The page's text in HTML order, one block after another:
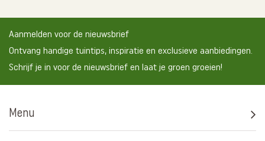
Aanmelden voor de nieuwsbrief
Ontvang handige tuintips, inspiratie en exclusieve aanbiedingen.
Schrijf je in voor de nieuwsbrief en laat je groen groeien!
Menu